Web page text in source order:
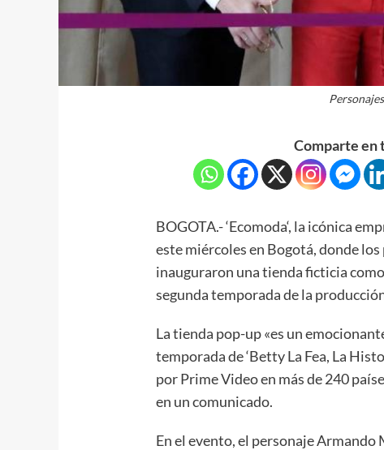
Comparte en
BOGOTA.- ‘Ecomoda‘, la icónica
este miércoles en Bogotá, donde
inauguraron una tienda ficticia
segunda temporada de la
La tienda pop-up «es un
temporada de ‘Betty La Fea, La
por Prime Video en más de 240
en un comunicado.
En el evento, el personaje